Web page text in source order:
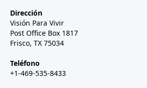
Dirección
Visión Para Vivir
Post Office Box 1817
Frisco, TX 75034
Teléfono
+1-469-535-8433